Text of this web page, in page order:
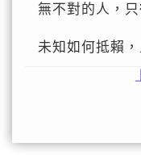
無不對的人，
未知如何抵賴